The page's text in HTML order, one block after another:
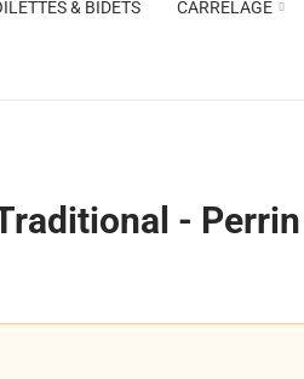
& BIDETS CARRELAGE
-